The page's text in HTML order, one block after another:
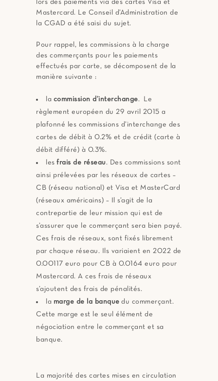
lors des paiements via des cartes Visa et
Mastercard. Le Conseil d’Administration de
la CGAD a été saisi du sujet.
Pour rappel, les commissions à la charge
des commerçants pour les paiements
effectués par carte, se décomposent de la
manière suivante :
la commission d’interchange. Le
règlement européen du 29 avril 2015 a
plafonné les commissions d’interchange des
cartes de débit à 0.2% et de crédit (carte à
débit différé) à 0.3%.
les frais de réseau. Des commissions sont
ainsi prélevées par les réseaux de cartes –
CB (réseau national) et Visa et MasterCard
(réseaux américains) – Il s’agit de la
contrepartie de leur mission qui est de
s’assurer que le commerçant sera bien payé.
Ces frais de réseaux, sont fixés librement
par chaque réseau. Ils variaient en 2022 de
0.00117 euro pour CB à 0.0164 euro pour
Mastercard. A ces frais de réseaux
s’ajoutent des frais de pénalités.
la marge de la banque du commerçant.
Cette marge est le seul élément de
négociation entre le commerçant et sa
banque.
La majorité des cartes mises en circulation